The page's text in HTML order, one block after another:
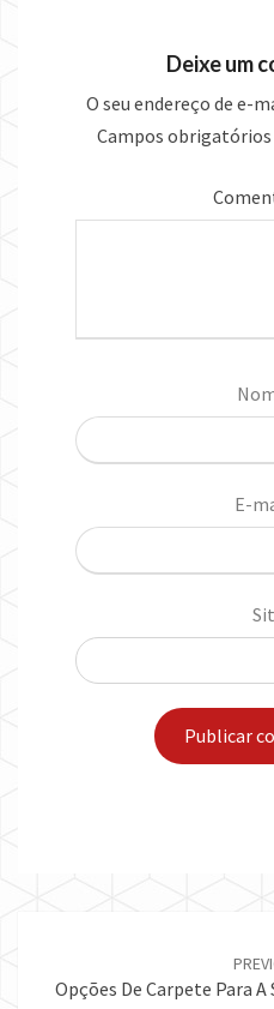
Deixe um
O seu endereço de e-
Campos obrigatórios
E-
Opções De Carpete Para A